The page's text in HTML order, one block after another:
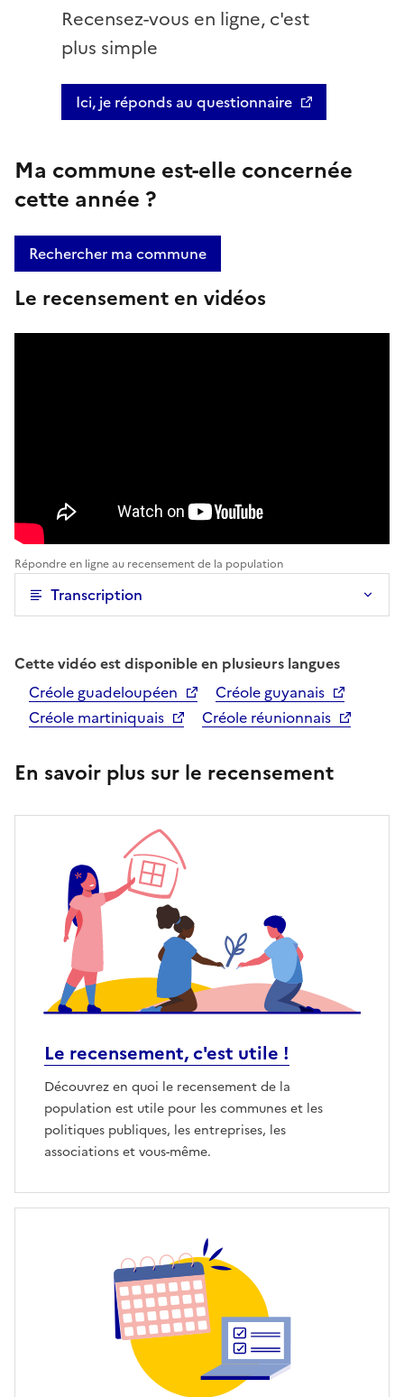
Recensez-vous en ligne, c'est
plus simple
Ici, je réponds au questionnaire
Ma commune est-elle concernée
cette année ?
Rechercher ma commune
Le recensement en vidéos
Répondre en ligne au recensement de la population
Transcription
Cette vidéo est disponible en plusieurs langues
Créole guadeloupéen
Créole guyanais
Créole martiniquais
Créole réunionnais
En savoir plus sur le recensement
Le recensement, c'est utile !
Découvrez en quoi le recensement de la
population est utile pour les communes et les
politiques publiques, les entreprises, les
associations et vous-même.